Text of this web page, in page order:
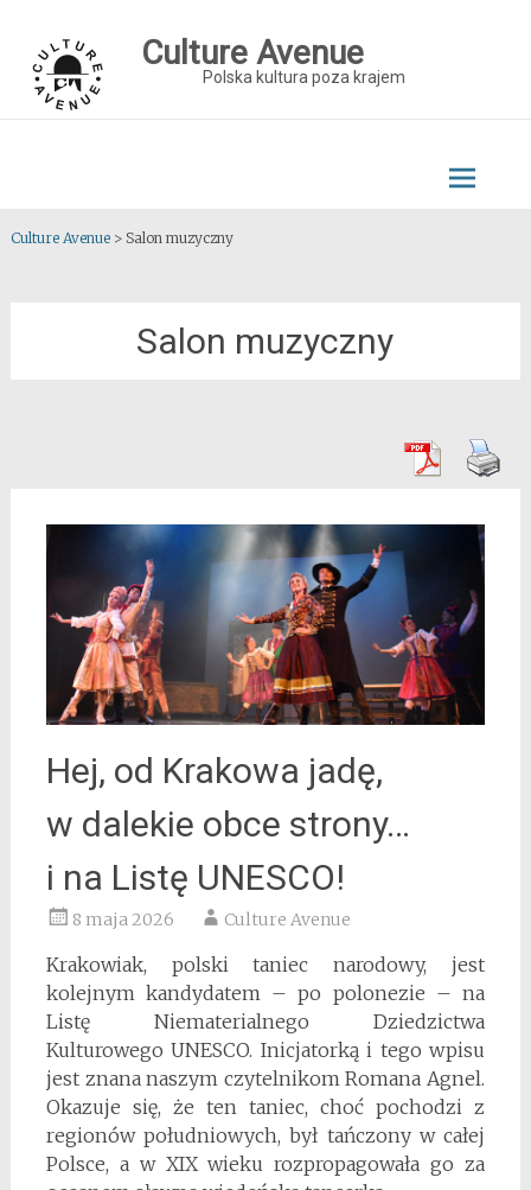
content
Culture Avenue
Polska kultura poza krajem
Culture Avenue> Salon muzyczny
Salon muzyczny
Hej, od Krakowa jadę,
w dalekie obce strony…
i na Listę UNESCO!
8 maja 2026 Culture Avenue
Krakowiak, polski taniec narodowy, jest
kolejnym kandydatem – po polonezie – na
Listę Niematerialnego Dziedzictwa
Kulturowego UNESCO. Inicjatorką i tego wpisu
jest znana naszym czytelnikom Romana Agnel.
Okazuje się, że ten taniec, choć pochodzi z
regionów południowych, był tańczony w całej
Polsce, a w XIX wieku rozpropagowała go za